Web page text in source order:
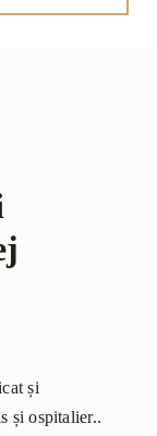
și
și ospitalier..